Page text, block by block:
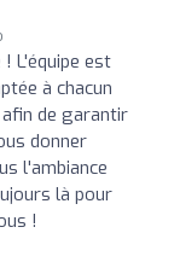
L'équipe est
à chacun
de garantir
donner
l'ambiance
là pour
!